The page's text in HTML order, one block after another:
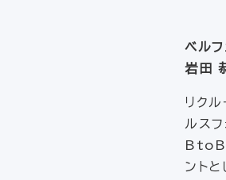
ベル
岩田
リク
ルス
BtoB
ント